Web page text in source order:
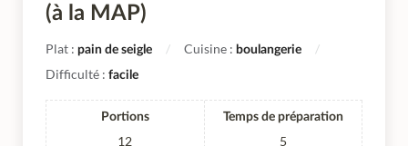
(à la MAP)
Plat : pain de seigle Cuisine : boulangerie
Difficulté : facile
Portions
12
Temps de préparation
5